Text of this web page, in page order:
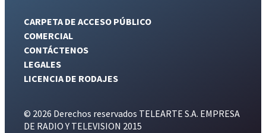
CARPETA DE ACCESO PÚBLICO
COMERCIAL
CONTÁCTENOS
LEGALES
LICENCIA DE RODAJES
© 2026 Derechos reservados TELEARTE S.A. EMPRESA
DE RADIO Y TELEVISION 2015